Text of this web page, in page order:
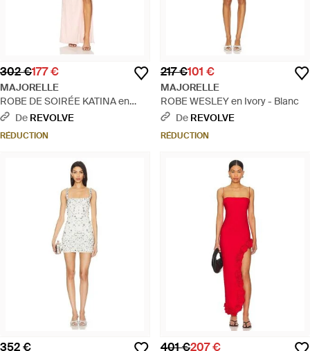
302 €177 €
MAJORELLE
ROBE DE SOIRÉE KATINA en
Blush - Blanc
De REVOLVE
RÉDUCTION
217 €101 €
MAJORELLE
ROBE WESLEY en Ivory - Blanc
De REVOLVE
RÉDUCTION
352 € 401 €207 €